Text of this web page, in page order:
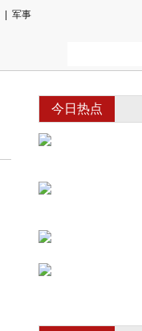
军事
今日热点